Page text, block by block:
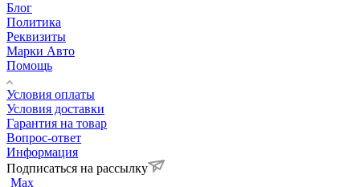
Блог
Политика
Реквизиты
Марки Авто
Помощь
Условия оплаты
Условия доставки
Гарантия на товар
Вопрос-ответ
Информация
Подписаться на рассылку
Max